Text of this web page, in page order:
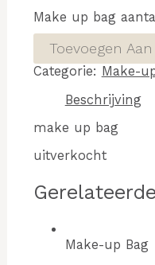
Make up bag
Toevoegen
Categorie: Make-
Beschrijving
make up bag
uitverkocht
Make-up Bag